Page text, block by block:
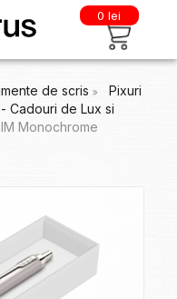
0 lei
de scris
Pixuri
Cadouri de Lux si
Monochrome